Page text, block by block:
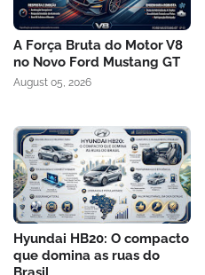
A Força Bruta do Motor V8
no Novo Ford Mustang GT
August 05, 2026
Hyundai HB20: O compacto
que domina as ruas do